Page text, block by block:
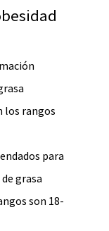
los rangos
para
grasa
son 18-